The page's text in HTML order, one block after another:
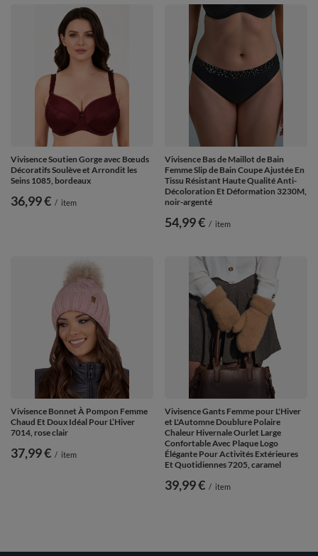
Vivisence Soutien Gorge avec Bœuds
Décoratifs Soulève et Arrondit les
Seins 1085, bordeaux
36,99 € / item
Vivisence Bas de Maillot de Bain
Femme Slip de Bain Coupe Ajustée En
Tissu Résistant Haute Qualité Anti-
Décoloration Et Déformation 3230M,
noir-argenté
54,99 € / item
Vivisence Bonnet À Pompon Femme
Chaud Et Doux Idéal Pour L’Hiver
7014, rose clair
37,99 € / item
Vivisence Gants Femme pour L'Hiver
et L'Automne Doublure Polaire
Chaleur Hivernale Ourlet Large
Confortable Avec Plaque Logo
Élégante Pour Activités Extérieures
Et Quotidiennes 7205, caramel
39,99 € / item